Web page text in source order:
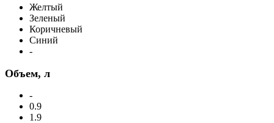
Желтый
Зеленый
Коричневый
Синий
-
Объем, л
-
0.9
1.9